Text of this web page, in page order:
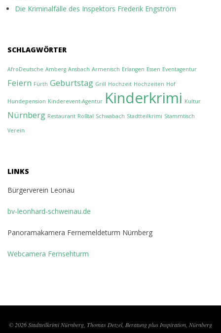
Die Kriminalfälle des Inspektors Frederik Engström
SCHLAGWÖRTER
AfroDeutsche Amberg Ansbach Armenisch Erlangen Essen Eventagentur
Feiern Fürth Geburtstag Grill Hochzeit Hochzeiten Hof
Hundepension Kinderevent-Agentur Kinderkrimi Kultur
Nürnberg Restaurant Roßtal Schwabach Stadtteilkrimi Stammtisch
Verein
LINKS
Bürgerverein Leonau
bv-leonhard-schweinau.de
Panoramakamera Fernemeldeturm Nürnberg
Webcamera Fernsehturm
© 2026 Stadtteilkrimi Nürnberg, Thomas Detzel, Beratung plus Inspiration, Nürnberg